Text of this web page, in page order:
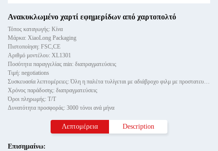
Ανακυκλωμένο χαρτί εφημερίδων από χαρτοπολτό
Τόπος καταγωγής: Κίνα
Μάρκα: XiaoLong Packaging
Πιστοποίηση: FSC,CE
Αριθμό μοντέλου: XL1301
Ποσότητα παραγγελίας min: διαπραγματεύσεις
Τιμή: negotiations
Συσκευασία λεπτομέρειες: Όλη η παλέτα τυλίγεται με αδιάβροχο φιλμ με προστατευτικό χαρτί και στερεώνεται με δύο τεμαχίδια καλ
Χρόνος παράδοσης: διαπραγματεύσεις
Όροι πληρωμής: Τ/Τ
Δυνατότητα προσφοράς: 3000 τόνοι ανά μήνα
Λεπτομέρεια Description
Επισημαίνω: